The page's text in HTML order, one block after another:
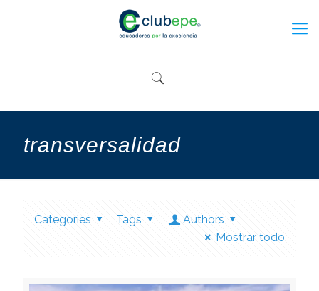
transversalidad
Categories Tags
Authors
Mostrar todo